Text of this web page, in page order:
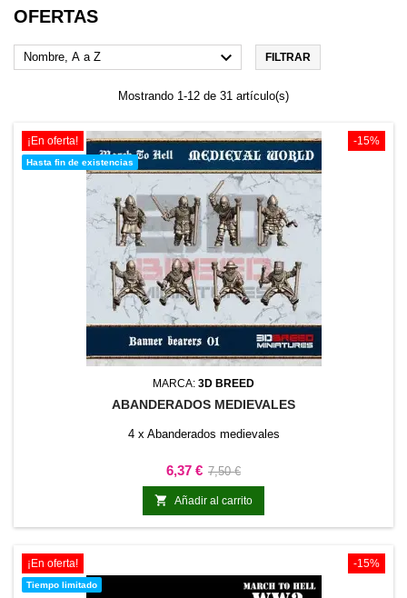
OFERTAS
Nombre, A a Z  FILTRAR
Mostrando 1-12 de 31 artículo(s)
-15%
¡En oferta!
Hasta fin de existencias
MARCA: 3D BREED
ABANDERADOS MEDIEVALES
4 x Abanderados medievales
Precio
6,37 € Precio
base
7,50 €
 Añadir al carrito
-15%
¡En oferta!
Tiempo limitado